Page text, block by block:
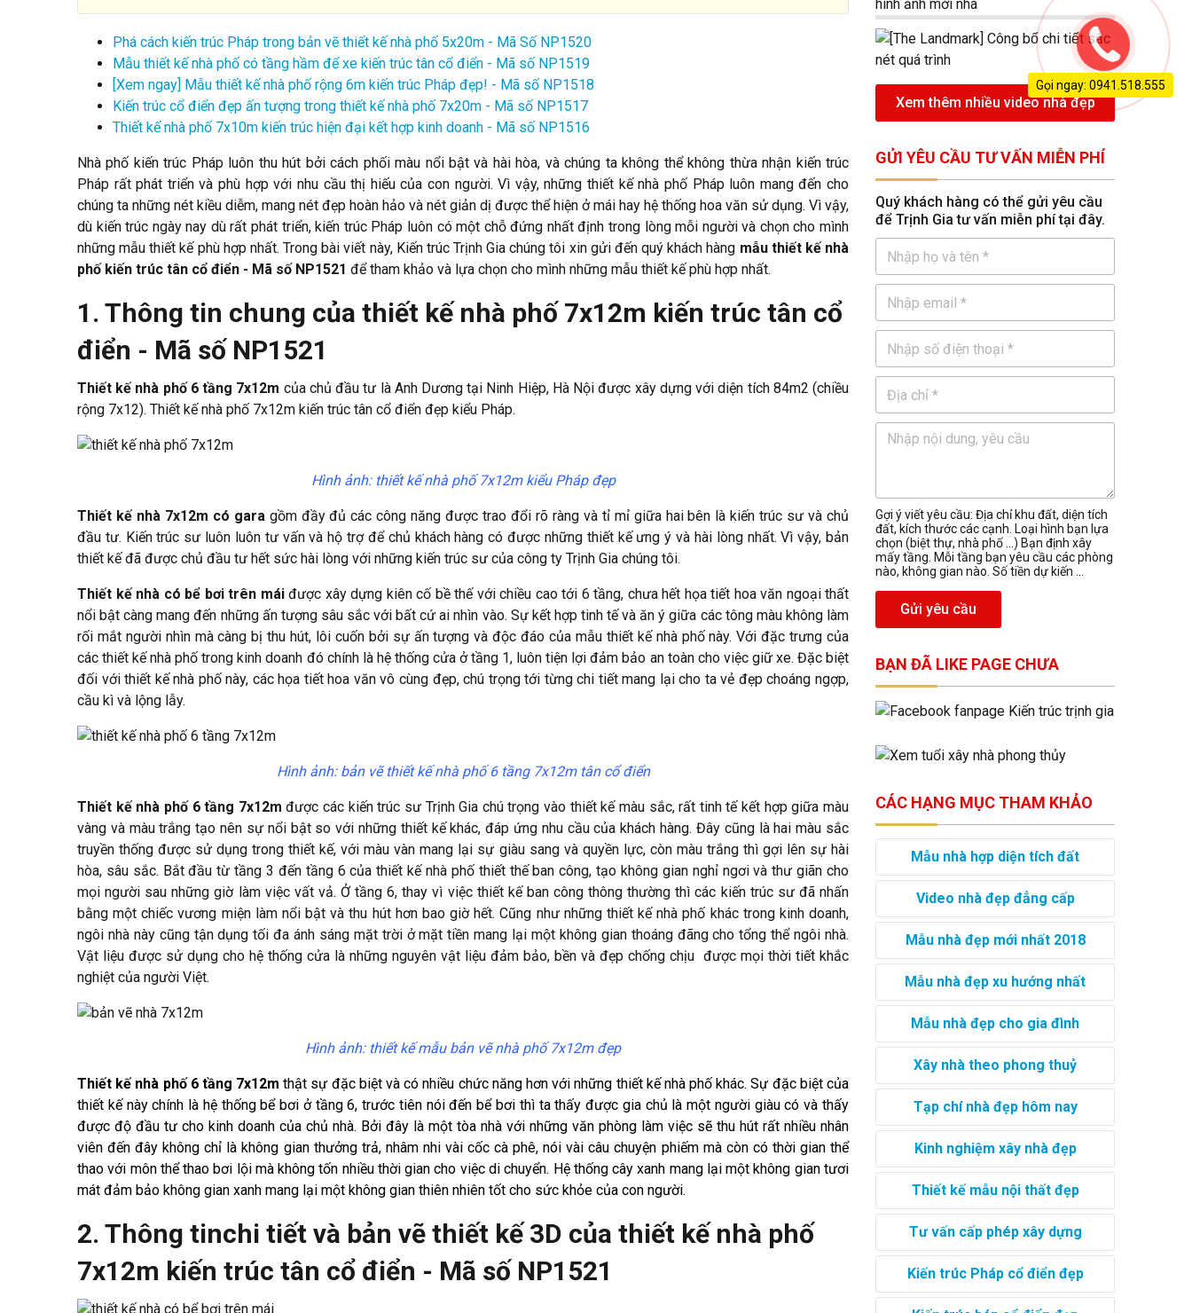
Phá cách kiến trúc Pháp trong bản vẽ thiết kế nhà phố 5x20m - Mã Số NP1520
Mẫu thiết kế nhà phố có tầng hầm để xe kiến trúc tân cổ điển - Mã số NP1519
[Xem ngay] Mẫu thiết kế nhà phố rộng 6m kiến trúc Pháp đẹp! - Mã số NP1518
Kiến trúc cổ điển đẹp ấn tượng trong thiết kế nhà phố 7x20m - Mã số NP1517
Thiết kế nhà phố 7x10m kiến trúc hiện đại kết hợp kinh doanh - Mã số NP1516
Nhà phố kiến trúc Pháp luôn thu hút bởi cách phối màu nổi bật và hài hòa, và chúng ta không thể không thừa nhận kiến trúc
Pháp rất phát triển và phù hợp với nhu cầu thị hiếu của con người. Vì vậy, những thiết kế nhà phố Pháp luôn mang đến cho
chúng ta những nét kiều diễm, mang nét đẹp hoàn hảo và nét giản dị được thể hiện ở mái hay hệ thống hoa văn sử dụng. Vì vậy,
dù kiến trúc ngày nay dù rất phát triển, kiến trúc Pháp luôn có một chỗ đứng nhất định trong lòng mỗi người và chọn cho mình
những mẫu thiết kế phù hợp nhất. Trong bài viết này, Kiến trúc Trịnh Gia chúng tôi xin gửi đến quý khách hàng mẫu thiết kế nhà
phố kiến trúc tân cổ điển - Mã số NP1521 để tham khảo và lựa chọn cho mình những mẫu thiết kế phù hợp nhất.
1. Thông tin chung của thiết kế nhà phố 7x12m kiến trúc tân cổ
điển - Mã số NP1521
Thiết kế nhà phố 6 tầng 7x12m của chủ đầu tư là Anh Dương tại Ninh Hiệp, Hà Nội được xây dựng với diện tích 84m2 (chiều
rộng 7x12). Thiết kế nhà phố 7x12m kiến trúc tân cổ điển đẹp kiểu Pháp.
Hình ảnh: thiết kế nhà phố 7x12m kiểu Pháp đẹp
Thiết kế nhà 7x12m có gara gồm đầy đủ các công năng được trao đổi rõ ràng và tỉ mỉ giữa hai bên là kiến trúc sư và chủ
đầu tư. Kiến trúc sư luôn luôn tư vấn và hộ trợ để chủ khách hàng có được những thiết kế ưng ý và hài lòng nhất. Vì vậy, bản
thiết kế đã được chủ đầu tư hết sức hài lòng với những kiến trúc sư của công ty Trịnh Gia chúng tôi.
Thiết kế nhà có bể bơi trên máiđược xây dựng kiên cố bề thế với chiều cao tới 6 tầng, chưa hết họa tiết hoa văn ngoại thất
nổi bật càng mang đến những ấn tượng sâu sắc với bất cứ ai nhìn vào. Sự kết hợp tinh tế và ăn ý giữa các tông màu không làm
rối mắt người nhìn mà càng bị thu hút, lôi cuốn bởi sự ấn tượng và độc đáo của mẫu thiết kế nhà phố này. Với đặc trưng của
các thiết kế nhà phố trong kinh doanh đó chính là hệ thống cửa ở tầng 1, luôn tiện lợi đảm bảo an toàn cho việc giữ xe. Đặc biệt
đối với thiết kế nhà phố này, các họa tiết hoa văn vô cùng đẹp, chú trọng tới từng chi tiết mang lại cho ta vẻ đẹp choáng ngợp,
cầu kì và lộng lẫy.
Hình ảnh: bản vẽ thiết kế nhà phố 6 tầng 7x12m tân cổ điển
Thiết kế nhà phố 6 tầng 7x12mđược các kiến trúc sư Trịnh Gia chú trọng vào thiết kế màu sắc, rất tinh tế kết hợp giữa màu
vàng và màu trắng tạo nên sự nổi bật so với những thiết kế khác, đáp ứng nhu cầu của khách hàng. Đây cũng là hai màu sắc
truyền thống được sử dụng trong thiết kế, với màu vàn mang lại sự giàu sang và quyền lực, còn màu trắng thì gợi lên sự hài
hòa, sâu sắc. Bắt đầu từ tầng 3 đến tầng 6 của thiết kế nhà phố thiết thế ban công, tạo không gian nghỉ ngơi và thư giãn cho
mọi người sau những giờ làm việc vất vả. Ở tầng 6, thay vì việc thiết kế ban công thông thường thì các kiến trúc sư đã nhấn
bằng một chiếc vương miện làm nổi bật và thu hút hơn bao giờ hết. Cũng như những thiết kế nhà phố khác trong kinh doanh,
ngôi nhà này cũng tận dụng tối đa ánh sáng mặt trời ở mặt tiền mang lại một không gian thoáng đãng cho tổng thể ngôi nhà.
Vật liệu được sử dụng cho hệ thống cửa là những nguyên vật liệu đảm bảo, bền và đẹp chống chịu được mọi thời tiết khắc
nghiệt của người Việt.
Hình ảnh: thiết kế mẫu bản vẽ nhà phố 7x12m đẹp
Thiết kế nhà phố 6 tầng 7x12m thật sự đặc biệt và có nhiều chức năng hơn với những thiết kế nhà phố khác. Sự đặc biệt của
thiết kế này chính là hệ thống bể bơi ở tầng 6, trước tiên nói đến bể bơi thì ta thấy được gia chủ là một người giàu có và thấy
được độ đầu tư cho kinh doanh của chủ nhà. Bởi đây là một tòa nhà với những văn phòng làm việc sẽ thu hút rất nhiều nhân
viên đến đây không chỉ là không gian thưởng trả, nhâm nhi vài cốc cà phê, nói vài câu chuyện phiếm mà còn có thời gian thể
thao với môn thể thao bơi lội mà không tốn nhiều thời gian cho việc di chuyển. Hệ thống cây xanh mang lại một không gian tươi
mát đảm bảo không gian xanh mang lại một không gian thiên nhiên tốt cho sức khỏe của con người.
2. Thông tinchi tiết và bản vẽ thiết kế 3D của thiết kế nhà phố
7x12m kiến trúc tân cổ điển - Mã số NP1521
Xem thêm nhiều video nhà đẹp
GỬI YÊU CẦU TƯ VẤN MIỄN PHÍ
Quý khách hàng có thể gửi yêu cầu
để Trịnh Gia tư vấn miễn phí tại đây.
Gợi ý viết yêu cầu: Địa chỉ khu đất, diện tích
đất, kích thước các cạnh. Loại hình bạn lựa
chọn (biệt thự, nhà phố …) Bạn định xây
mấy tầng. Mỗi tầng bạn yêu cầu các phòng
nào, không gian nào. Số tiền dự kiến ...
Gửi yêu cầu
BẠN ĐÃ LIKE PAGE CHƯA
CÁC HẠNG MỤC THAM KHẢO
Mẫu nhà hợp diện tích đất
Video nhà đẹp đẳng cấp
Mẫu nhà đẹp mới nhất 2018
Mẫu nhà đẹp xu hướng nhất
Mẫu nhà đẹp cho gia đình
Xây nhà theo phong thuỷ
Tạp chí nhà đẹp hôm nay
Kinh nghiệm xây nhà đẹp
Thiết kế mẫu nội thất đẹp
Tư vấn cấp phép xây dựng
Kiến trúc Pháp cổ điển đẹp
Gọi ngay: 0941.518.555